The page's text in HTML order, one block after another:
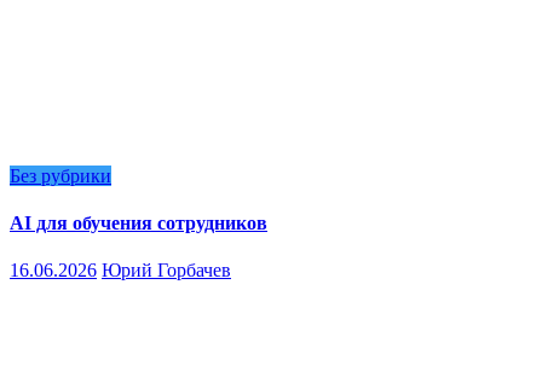
Без рубрики
AI для обучения сотрудников
16.06.2026 Юрий Горбачев